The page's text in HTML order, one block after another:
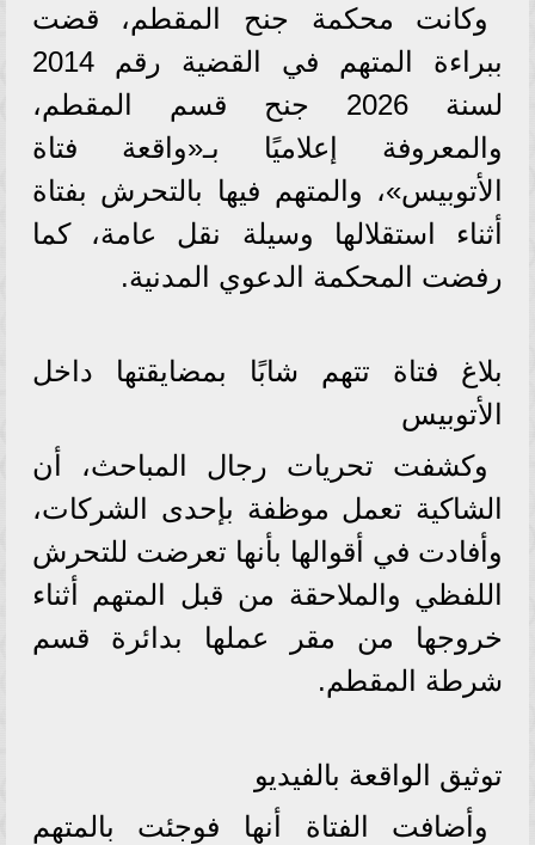
وكانت محكمة جنح المقطم، قضت
ببراءة المتهم في القضية رقم 2014
لسنة 2026 جنح قسم المقطم،
والمعروفة إعلاميًا بـ«واقعة فتاة
الأتوبيس»، والمتهم فيها بالتحرش بفتاة
أثناء استقلالها وسيلة نقل عامة، كما
رفضت المحكمة الدعوي المدنية.
بلاغ فتاة تتهم شابًا بمضايقتها داخل
الأتوبيس
وكشفت تحريات رجال المباحث، أن
الشاكية تعمل موظفة بإحدى الشركات،
وأفادت في أقوالها بأنها تعرضت للتحرش
اللفظي والملاحقة من قبل المتهم أثناء
خروجها من مقر عملها بدائرة قسم
شرطة المقطم.
توثيق الواقعة بالفيديو
وأضافت الفتاة أنها فوجئت بالمتهم